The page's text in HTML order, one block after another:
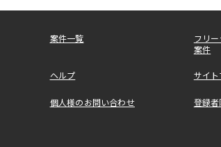
案件一覧
フリ
案件
ヘルプ サイ
個人様のお問い合わせ 登録